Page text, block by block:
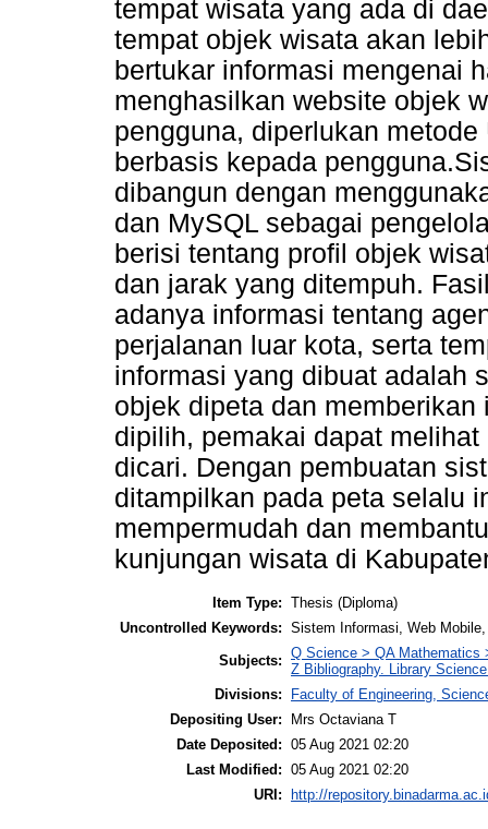
tempat wisata yang ada di
tempat objek wisata akan
bertukar informasi mengenai
menghasilkan website objek
pengguna, diperlukan
berbasis kepada
dibangun dengan
dan MySQL sebagai
berisi tentang profil objek
dan jarak yang ditempuh.
adanya informasi tentang
perjalanan luar kota, serta
informasi yang dibuat adalah
objek dipeta dan
dipilih, pemakai dapat
dicari. Dengan pembuatan
ditampilkan pada peta selalu
mempermudah dan
kunjungan wisata di
Item Type: Thesis (Diploma)
Uncontrolled Keywords: Sistem Informasi, Web
Subjects: Q Science > QA Mathematics
Z Bibliography. Library
Divisions:
Faculty of Engineering,
Depositing User:
Mrs Octaviana T
Date Deposited: 05 Aug 2021 02:20
Last Modified: 05 Aug 2021 02:20
URI:
http://